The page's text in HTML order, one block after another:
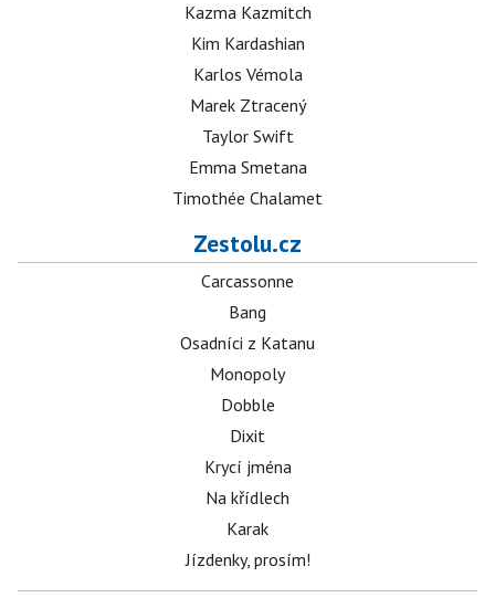
Kazma Kazmitch
Kim Kardashian
Karlos Vémola
Marek Ztracený
Taylor Swift
Emma Smetana
Timothée Chalamet
Zestolu.cz
Carcassonne
Bang
Osadníci z Katanu
Monopoly
Dobble
Dixit
Krycí jména
Na křídlech
Karak
Jízdenky, prosím!